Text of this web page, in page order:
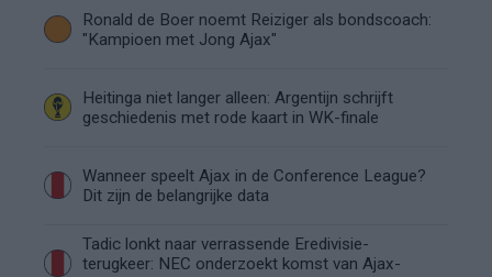
Ronald de Boer noemt Reiziger als bondscoach:
"Kampioen met Jong Ajax"
Heitinga niet langer alleen: Argentijn schrijft
geschiedenis met rode kaart in WK-finale
Wanneer speelt Ajax in de Conference League?
Dit zijn de belangrijke data
Tadic lonkt naar verrassende Eredivisie-
terugkeer: NEC onderzoekt komst van Ajax-